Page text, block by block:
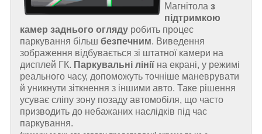
Магнітола з
підтримкою
камер заднього огляду робить процес
паркування більш безпечним. Виведення
зображення відбувається зі штатної камери на
дисплей ГК. Паркувальні лінії на екрані, у режимі
реального часу, допоможуть точніше маневрувати
й уникнути зіткнення з іншими авто. Таке рішення
усуває сліпу зону позаду автомобіля, що часто
призводить до небажаних наслідків під час
паркування.